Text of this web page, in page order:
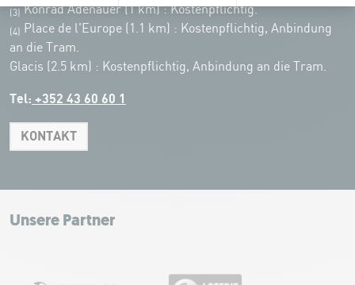
(3) Konrad Adenauer (1 km) : Kostenpflichtig.
(4)
Place de l'Europe (1.1 km) : Kostenpflichtig, Anbindung
an die Tram.
Glacis (2.5 km) : Kostenpflichtig, Anbindung an die Tram.
Tel: +352 43 60 60 1
KONTAKT
+
−
Leaflet|Map tiles by Carto, under CC BY 3.0. Data by OpenStreetMap, under
Unsere Partner